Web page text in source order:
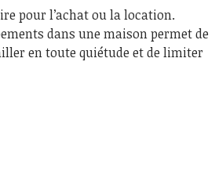
pour l’achat ou la location.
dans une maison permet de
en toute quiétude et de limiter